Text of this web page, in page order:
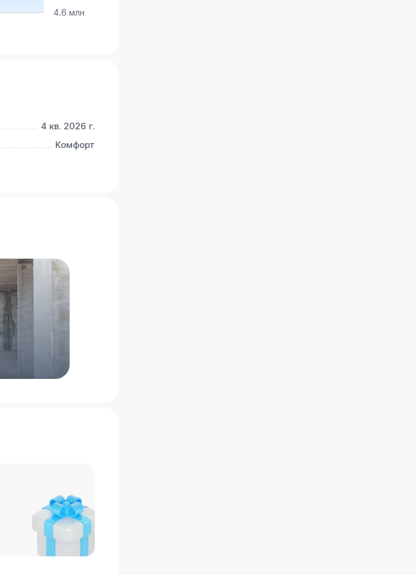
4.6 млн
4 кв. 2026 г.
Комфорт